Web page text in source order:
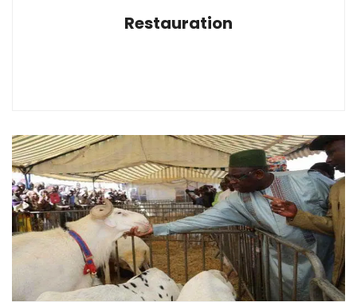
Restauration